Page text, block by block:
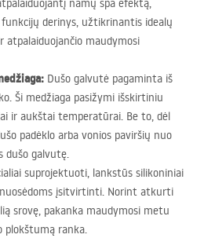
namų spa efektą,
derinys, užtikrinantis idealų
maudymosi
Dušo galvutė pagaminta iš
Ši medžiaga pasižymi išskirtiniu
ir aukštai temperatūrai. Be to, dėl
padėklo arba vonios paviršių nuo
dušo galvutę.
suprojektuoti, lankstūs silikoniniai
įsitvirtinti. Norint atkurti
srovę, pakanka maudymosi metu
plokštumą ranka.